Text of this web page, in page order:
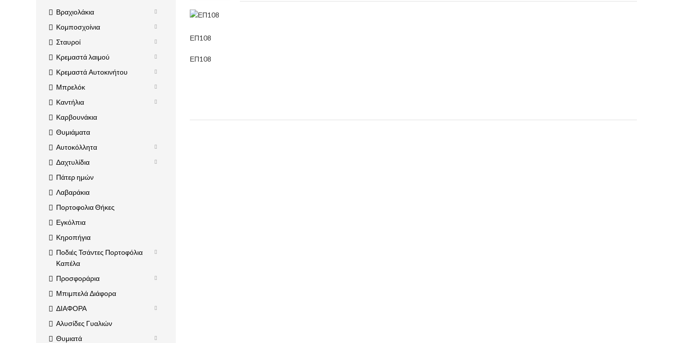
ΕΠ108
ΕΠ108
Βραχιολάκια
Κομποσχοίνια
Σταυροί
Κρεμαστά λαιμού
Κρεμαστά Αυτοκινήτου
Μπρελόκ
Καντήλια
Καρβουνάκια
Θυμιάματα
Αυτοκόλλητα
Δαχτυλίδια
Πάτερ ημών
Λαβαράκια
Πορτοφολια Θήκες
Εγκόλπια
Κηροπήγια
Ποδιές Τσάντες Πορτοφόλια
Καπέλα
Προσφοράρια
Μπιμπελά Διάφορα
ΔΙΑΦΟΡΑ
Αλυσίδες Γυαλιών
Θυμιατά